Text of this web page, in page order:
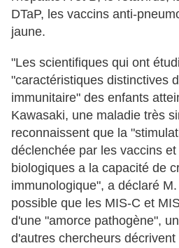
DTaP, les vaccins anti-
jaune.
"Les scientifiques qui ont
"caractéristiques distinctives
immunitaire" des enfants
Kawasaki, une maladie très
reconnaissent que la
déclenchée par les vaccins
biologiques a la capacité de
immunologique", a déclaré
possible que les MIS-C et
d'une "amorce pathogène",
d'autres chercheurs